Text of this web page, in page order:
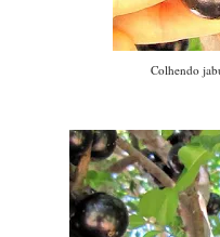
Colhendo